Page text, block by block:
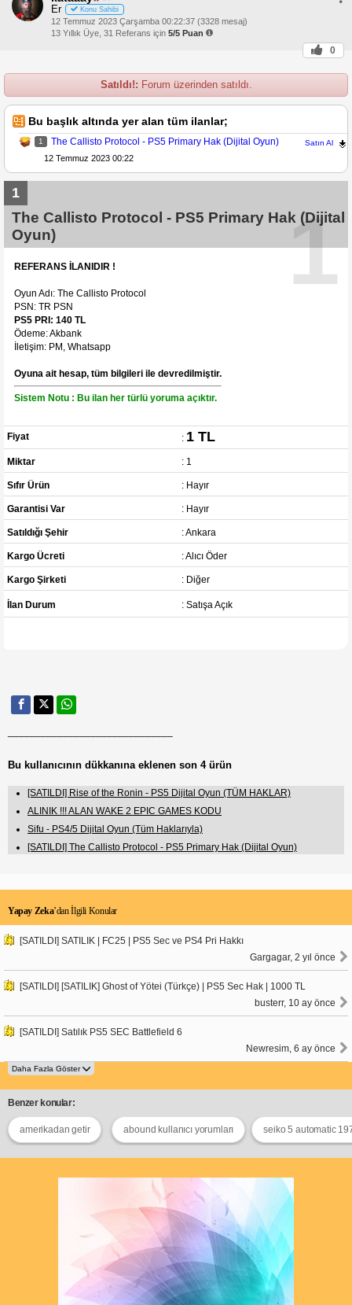
Er Konu Sahibi
12 Temmuz 2023 Çarşamba 00:22:37 (3328 mesaj)
13 Yıllık Üye, 31 Referans için 5/5 Puan
0
Satıldı!: Forum üzerinden satıldı.
Bu başlık altında yer alan tüm ilanlar;
1 The Callisto Protocol - PS5 Primary Hak (Dijital Oyun) Satın Al
12 Temmuz 2023 00:22
1
1
The Callisto Protocol - PS5 Primary Hak (Dijital
Oyun)
REFERANS İLANIDIR !
Oyun Adı: The Callisto Protocol
PSN: TR PSN
PS5 PRI: 140 TL
Ödeme: Akbank
İletişim: PM, Whatsapp
Oyuna ait hesap, tüm bilgileri ile devredilmiştir.
Sistem Notu : Bu ilan her türlü yoruma açıktır.
Fiyat : 1 TL
Miktar : 1
Sıfır Ürün : Hayır
Garantisi Var : Hayır
Satıldığı Şehir : Ankara
Kargo Ücreti : Alıcı Öder
Kargo Şirketi : Diğer
İlan Durum : Satışa Açık
Bu kullanıcının dükkanına eklenen son 4 ürün
[SATILDI] Rise of the Ronin - PS5 Dijital Oyun (TÜM HAKLAR)
ALINIK !!! ALAN WAKE 2 EPIC GAMES KODU
Sifu - PS4/5 Dijital Oyun (Tüm Haklarıyla)
[SATILDI] The Callisto Protocol - PS5 Primary Hak (Dijital Oyun)
Yapay Zeka’dan İlgili Konular
[SATILDI] SATILIK | FC25 | PS5 Sec ve PS4 Pri Hakkı
Gargagar, 2 yıl önce
[SATILDI] [SATILIK] Ghost of Yötei (Türkçe) | PS5 Sec Hak | 1000 TL
busterr, 10 ay önce
[SATILDI] Satılık PS5 SEC Battlefield 6
Newresim, 6 ay önce
Benzer konular:
amerikadan getir abound kullanıcı yorumları seiko 5 automatic